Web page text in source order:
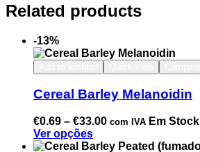
Related products
-13%
Cereal Barley Melanoidin
€0.69 – €33.00 com IVA Em Stock
Ver opções